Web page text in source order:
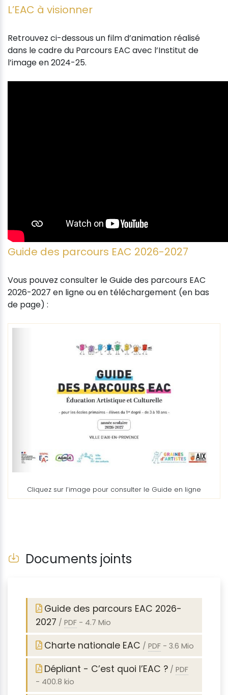
L’EAC à visionner
Retrouvez ci-dessous un film d’animation réalisé
dans le cadre du Parcours EAC avec l’Institut de
l’image en 2024-25.
Guide des parcours EAC 2026-2027
Vous pouvez consulter le Guide des parcours EAC
2026-2027 en ligne ou en téléchargement (en bas
de page) :
Cliquez sur l’image pour consulter le Guide en ligne
Documents joints
Guide des parcours EAC 2026-
2027 / PDF - 4.7 Mio
Charte nationale EAC / PDF - 3.6 Mio
Dépliant - C’est quoi l’EAC ? / PDF
- 400.8 kio